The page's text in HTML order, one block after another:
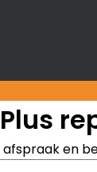
en